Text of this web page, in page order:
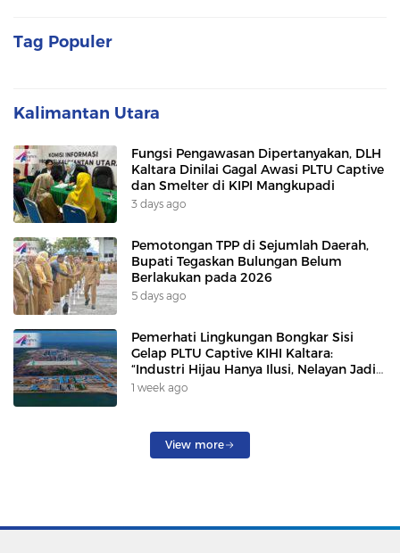
Tag Populer
Kalimantan Utara
Fungsi Pengawasan Dipertanyakan, DLH
Kaltara Dinilai Gagal Awasi PLTU Captive
dan Smelter di KIPI Mangkupadi
3 days ago
Pemotongan TPP di Sejumlah Daerah,
Bupati Tegaskan Bulungan Belum
Berlakukan pada 2026
5 days ago
Pemerhati Lingkungan Bongkar Sisi
Gelap PLTU Captive KIHI Kaltara:
“Industri Hijau Hanya Ilusi, Nelayan Jadi
Korban”
1 week ago
View more